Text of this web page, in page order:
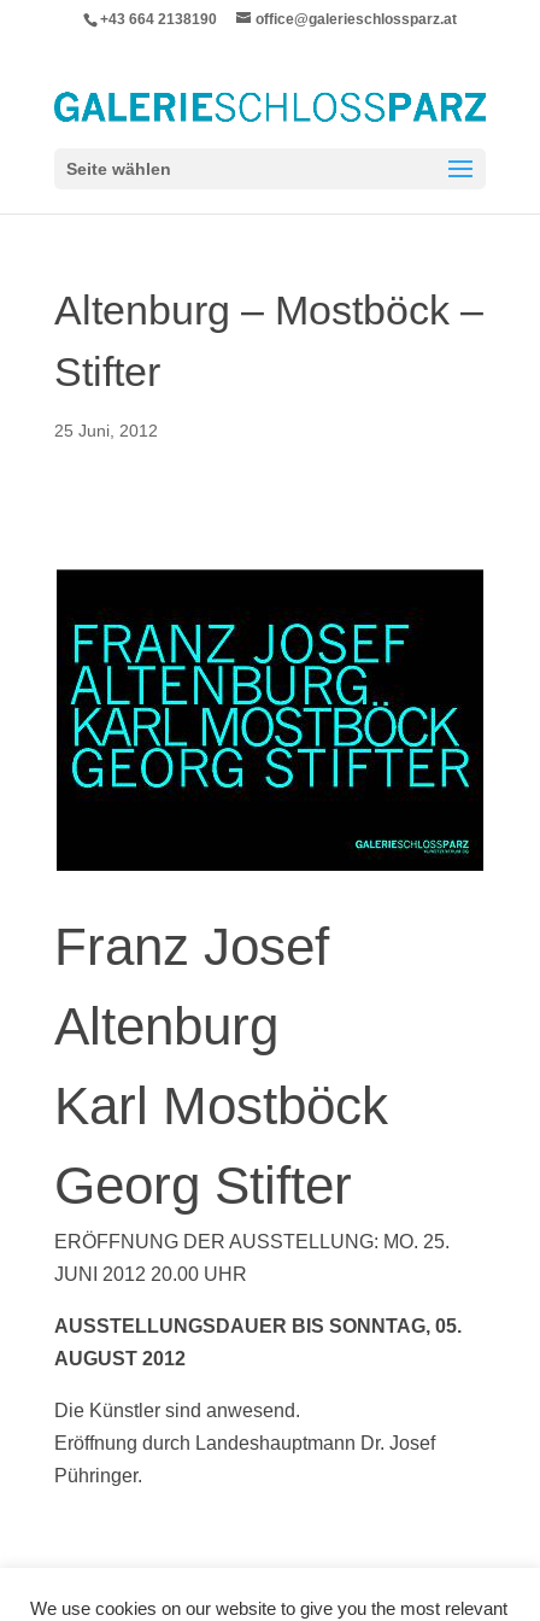
+43 664 2138190 office@galerieschlossparz.at
Seite wählen
Altenburg – Mostböck –
Stifter
25 Juni, 2012
Franz Josef
Altenburg
Karl Mostböck
Georg Stifter
ERÖFFNUNG DER AUSSTELLUNG: MO. 25.
JUNI 2012 20.00 UHR
AUSSTELLUNGSDAUER BIS SONNTAG, 05.
AUGUST 2012
Die Künstler sind anwesend.
Eröffnung durch Landeshauptmann Dr. Josef
Pühringer.
We use cookies on our website to give you the most relevant